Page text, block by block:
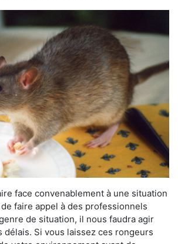
face convenablement à une situation
faire appel à des professionnels
de situation, il nous faudra agir
délais. Si vous laissez ces rongeurs